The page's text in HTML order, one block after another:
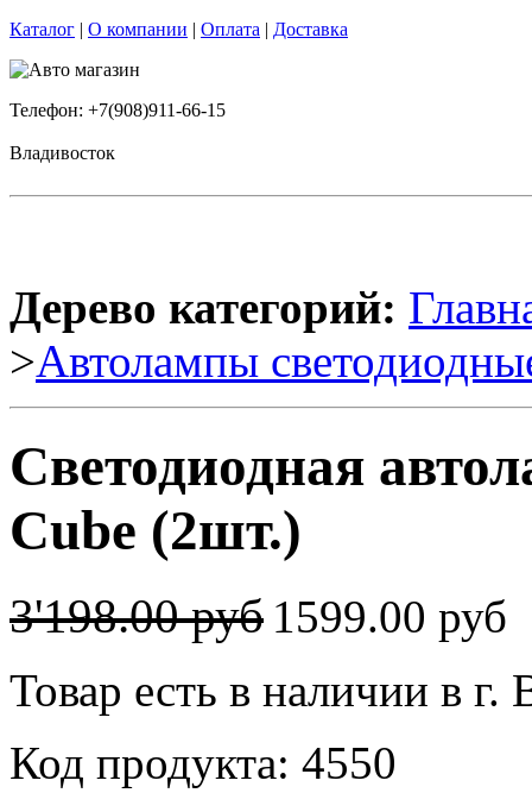
Каталог | О компании | Оплата | Доставка
Телефон: +7(908)911-66-15
Владивосток
Дерево категорий:
>Автолампы
Светодиодная
Cube (2шт.)
3'198.00 руб 1599.00 руб
Товар есть в наличии в г.
Код продукта: 4550